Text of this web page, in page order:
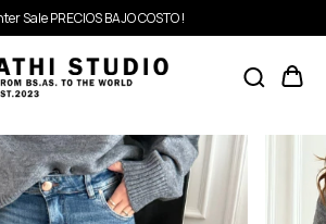
Sale PRECIOS BAJO COSTO !